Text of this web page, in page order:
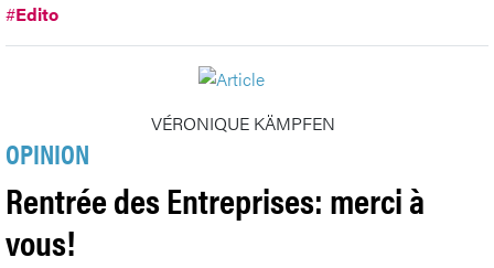
#Edito
VÉRONIQUE KÄMPFEN
OPINION
Rentrée des Entreprises: merci à
vous!